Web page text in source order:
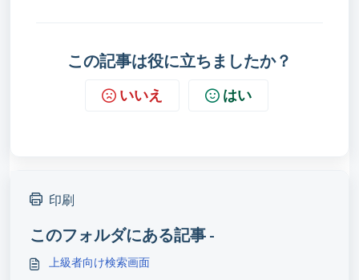
この記事は役に立ちましたか？
いいえ はい
印刷
このフォルダにある記事 -
上級者向け検索画面